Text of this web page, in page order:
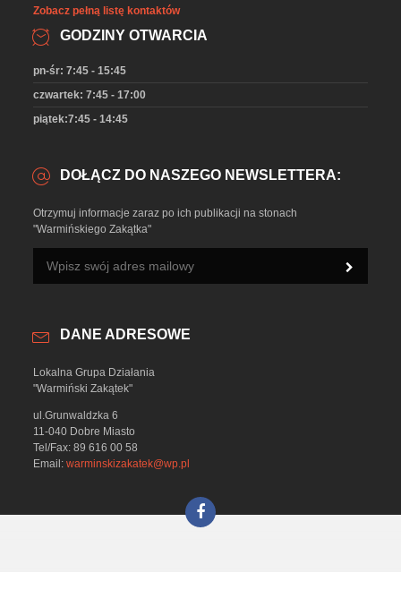
Zobacz pełną listę kontaktów
GODZINY OTWARCIA
pn-śr: 7:45 - 15:45
czwartek: 7:45 - 17:00
piątek:7:45 - 14:45
DOŁĄCZ DO NASZEGO NEWSLETTERA:
Otrzymuj informacje zaraz po ich publikacji na stonach
"Warmińskiego Zakątka"
DANE ADRESOWE
Lokalna Grupa Działania
"Warmiński Zakątek"
ul.Grunwaldzka 6
11-040 Dobre Miasto
Tel/Fax: 89 616 00 58
Email:warminskizakatek@wp.pl